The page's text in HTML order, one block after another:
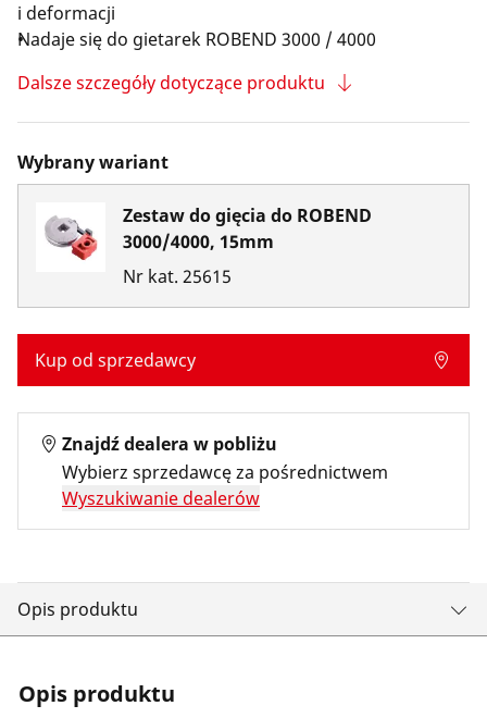
i deformacji
Nadaje się do gietarek ROBEND 3000 / 4000
Dalsze szczegóły dotyczące produktu
Wybrany wariant
Zestaw do gięcia do ROBEND
3000/4000, 15mm
Nr kat. 25615
Kup od sprzedawcy
Znajdź dealera w pobliżu
Wybierz sprzedawcę za pośrednictwem
Wyszukiwanie dealerów
Opis produktu
Opis produktu